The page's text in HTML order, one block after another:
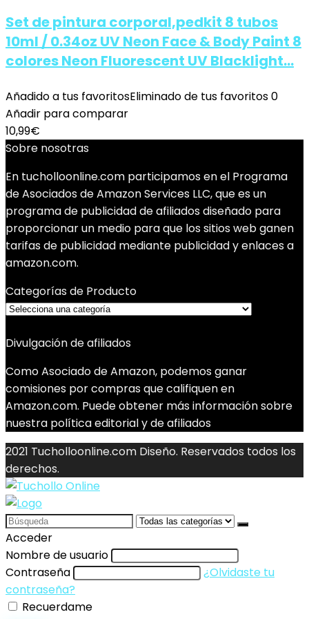
Set de pintura corporal,pedkit 8 tubos
10ml / 0.34oz UV Neon Face & Body Paint 8
colores Neon Fluorescent UV Blacklight…
Añadido a tus favoritosEliminado de tus favoritos0
Añadir para comparar
10,99€
Sobre nosotras
En tucholloonline.com participamos en el Programa
de Asociados de Amazon Services LLC, que es un
programa de publicidad de afiliados diseñado para
proporcionar un medio para que los sitios web ganen
tarifas de publicidad mediante publicidad y enlaces a
amazon.com.
Categorías de Producto
Divulgación de afiliados
Como Asociado de Amazon, podemos ganar
comisiones por compras que califiquen en
Amazon.com. Puede obtener más información sobre
nuestra política editorial y de afiliados
2021 Tucholloonline.com Diseño. Reservados todos los
derechos.
Search
for:
Acceder
Nombre de usuario
Contraseña
¿Olvidaste tu
contraseña?
Recuerdame